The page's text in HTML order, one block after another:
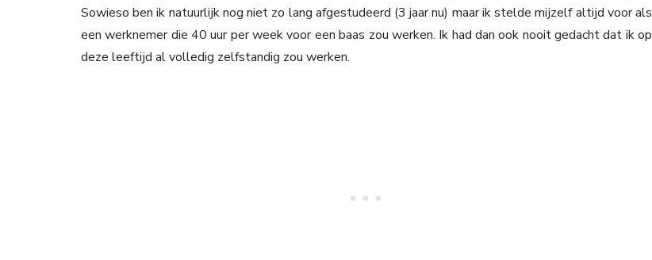
Sowieso ben ik natuurlijk nog niet zo lang afgestudeerd (3 jaar nu) maar ik stelde mijzelf altijd voor als
een werknemer die 40 uur per week voor een baas zou werken. Ik had dan ook nooit gedacht dat ik op
deze leeftijd al volledig zelfstandig zou werken.